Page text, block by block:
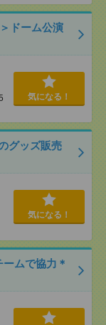
ドーム公演
気になる！
グッズ販売
気になる！
ムで協力＊